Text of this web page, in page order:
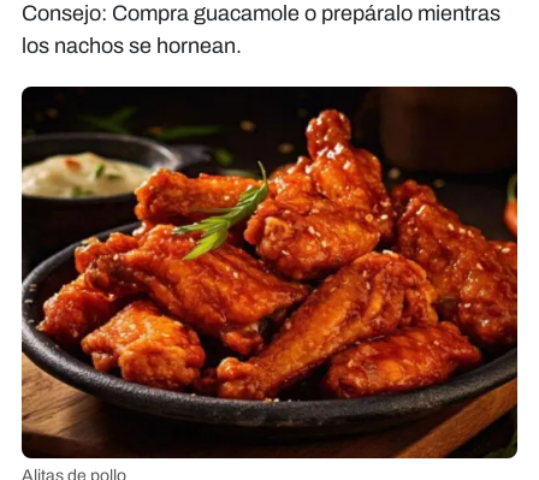
Consejo: Compra guacamole o prepáralo mientras
los nachos se hornean.
Alitas de pollo